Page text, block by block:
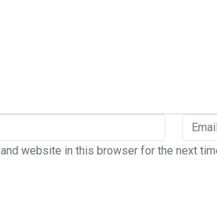
website in this browser for the next